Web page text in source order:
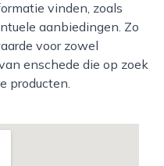
vinden, zoals
aanbiedingen. Zo
voor zowel
enschede die op zoek
producten.